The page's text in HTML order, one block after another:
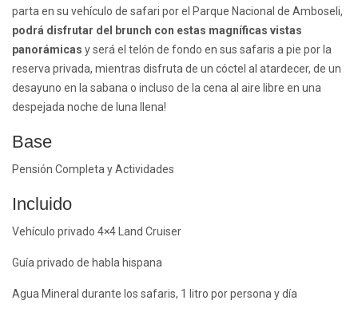
parta en su vehículo de safari por el Parque Nacional de Amboseli,
podrá disfrutar del brunch con estas magníficas vistas
panorámicas y será el telón de fondo en sus safaris a pie por la
reserva privada, mientras disfruta de un cóctel al atardecer, de un
desayuno en la sabana o incluso de la cena al aire libre en una
despejada noche de luna llena!
Base
Pensión Completa y Actividades
Incluido
Vehículo privado 4×4 Land Cruiser
Guía privado de habla hispana
Agua Mineral durante los safaris, 1 litro por persona y día